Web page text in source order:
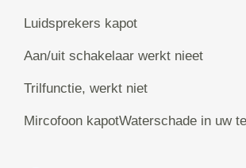
Luidsprekers kapot
Aan/uit schakelaar werkt nieet
Trilfunctie, werkt niet
Mircofoon kapotWaterschade in uw